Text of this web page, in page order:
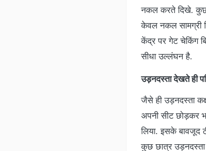
नकल करते दिखे. कुछ
केवल नकल सामग्री
केंद्र पर गेट चेकिंग
सीधा उल्लंघन है.
उड़नदस्ता देखते ही
जैसे ही उड़नदस्ता
अपनी सीट छोड़कर
लिया. इसके बावजूद
कुछ छात्र